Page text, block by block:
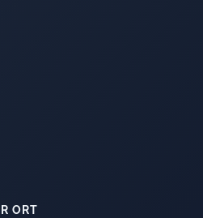
ORT